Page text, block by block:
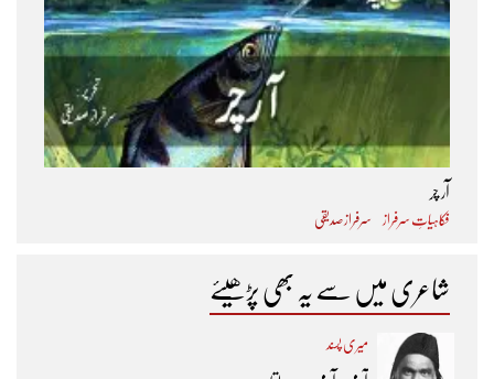
آر چر
فکاہیاتِ سرفراز سرفراز صدیقی
شاعری میں سے یہ بھی پڑھیئے
میری پسند